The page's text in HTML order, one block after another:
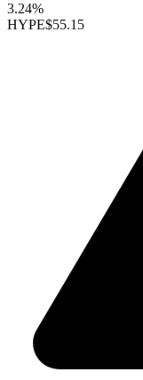
3.24%
HYPE$55.15